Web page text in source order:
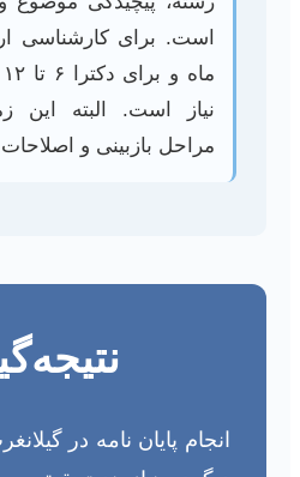
نیاز است. البته این
مراحل بازبینی و
انجام پایان نامه در